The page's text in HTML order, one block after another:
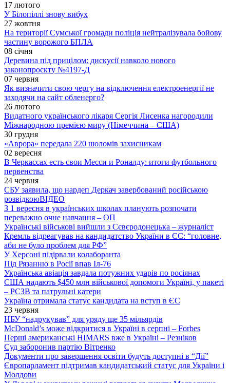
17 лютого
У Білопіллі знову вибух
27 жовтня
На території Сумської громади поліція нейтралізувала бойову
частину ворожого БПЛА
08 січня
Деревина під прицілом: дискусії навколо нового
законопроєкту №4197-Д
07 червня
Як визначити свою чергу на відключення електроенергії не
заходячи на сайт обленерго?
26 лютого
Видатного українського лікаря Сергія Лисенка нагородили
Міжнародною премією миру (Німеччина – США)
30 грудня
«Аврора» передала 220 шоломів захисникам
02 вересня
В Черкассах есть свои Месси и Роналду: итоги футбольного
первенства
24 червня
СБУ заявила, що нардеп Деркач завербований російською
розвідкоюВІДЕО
З 1 вересня в українських школах планують розпочати
переважно очне навчання – ОП
Українські військові вийшли з Сєвєродонецька – журналіст
Кремль відреагував на кандидатство України в ЄС: “головне,
аби не було проблем для РФ”
У Херсоні підірвали колаборанта
Під Рязанню в Росії впав Іл-76
Українська авіація завдала потужних ударів по росіянах
США надають $450 млн військової допомоги Україні, у пакеті
– РСЗВ та патрульні катери
Україна отримала статус кандидата на вступ в ЄС
23 червня
НБУ “надрукував” для уряду ще 35 мільярдів
McDonald’s може відкритися в Україні в серпні – Forbes
Перші американські HIMARS вже в Україні – Резніков
Суд заборонив партію Вітренко
Документи про завершення освіти будуть доступні в “Дії”
Європарламент підтримав кандидатський статус для України і
Молдови